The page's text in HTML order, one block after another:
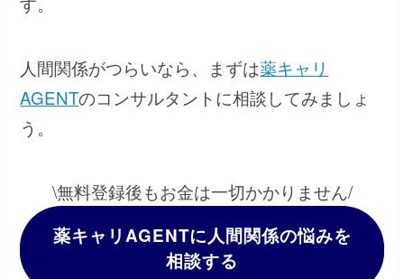
人間関係がつらいなら、まずは薬キャリ
AGENTのコンサルタントに相談してみましょ
う。
\無料登録後もお金は一切かかりません/
薬キャリAGENTに人間関係の悩みを
相談する